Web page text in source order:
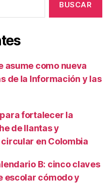
asume como nueva
de la Información y las
fortalecer la
de llantas y
en Colombia
B: cinco claves
escolar cómodo y